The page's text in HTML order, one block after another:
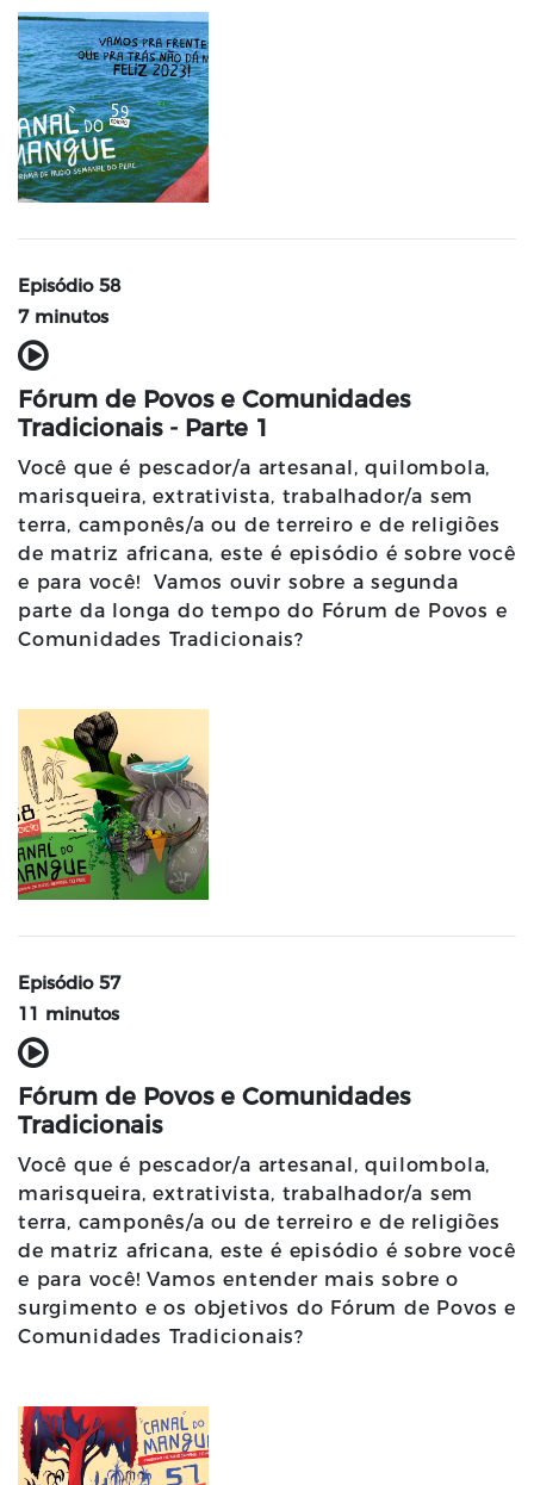
Episódio 58
7 minutos
Fórum de Povos e Comunidades
Tradicionais - Parte 1
Você que é pescador/a artesanal, quilombola,
marisqueira, extrativista, trabalhador/a sem
terra, camponês/a ou de terreiro e de religiões
de matriz africana, este é episódio é sobre você
e para você! Vamos ouvir sobre a segunda
parte da longa do tempo do Fórum de Povos e
Comunidades Tradicionais?
Episódio 57
11 minutos
Fórum de Povos e Comunidades
Tradicionais
Você que é pescador/a artesanal, quilombola,
marisqueira, extrativista, trabalhador/a sem
terra, camponês/a ou de terreiro e de religiões
de matriz africana, este é episódio é sobre você
e para você! Vamos entender mais sobre o
surgimento e os objetivos do Fórum de Povos e
Comunidades Tradicionais?